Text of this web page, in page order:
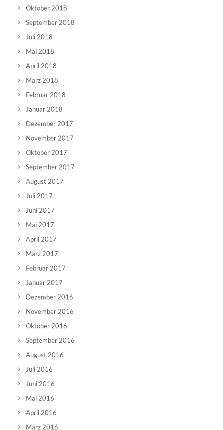
Oktober 2018
September 2018
Juli 2018
Mai 2018
April 2018
März 2018
Februar 2018
Januar 2018
Dezember 2017
November 2017
Oktober 2017
September 2017
August 2017
Juli 2017
Juni 2017
Mai 2017
April 2017
März 2017
Februar 2017
Januar 2017
Dezember 2016
November 2016
Oktober 2016
September 2016
August 2016
Juli 2016
Juni 2016
Mai 2016
April 2016
März 2016